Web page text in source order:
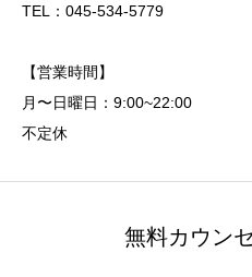
TEL：045-534-5779
【営業時間】
月〜日曜日：9:00~22:00
不定休
無料カウン